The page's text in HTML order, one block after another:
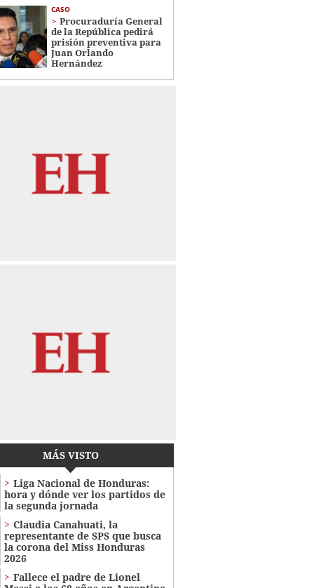
CASO
Procuraduría General
de la República pedirá
prisión preventiva para
Juan Orlando
Hernández
MÁS VISTO
Liga Nacional de Honduras:
hora y dónde ver los partidos de
la segunda jornada
Claudia Canahuati, la
representante de SPS que busca
la corona del Miss Honduras
2026
Fallece el padre de Lionel